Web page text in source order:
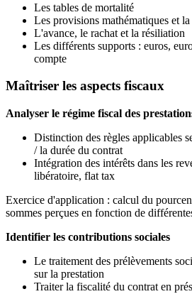
Les tables de mortalité
Les provisions mathématiques et
L'avance, le rachat et la résiliation
Les différents supports : euros,
compte
Maîtriser les aspects fiscaux
Analyser le régime fiscal des
Distinction des règles applicables
/ la durée du contrat
Intégration des intérêts dans les
libératoire, flat tax
Exercice d'application : calcul du
sommes perçues en fonction de
Identifier les contributions sociales
Le traitement des prélèvements
sur la prestation
Traiter la fiscalité du contrat en